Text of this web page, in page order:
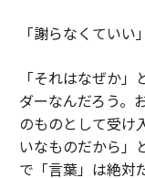
「謝らなくていい」
「それはなぜか
ダーなんだろう。
のものとして受け
いなものだから」
で「言葉」は絶対